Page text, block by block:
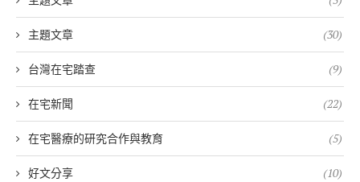
主題文章 (30)
台灣在宅踏查 (9)
在宅新聞 (22)
在宅醫療的研究合作與教育 (5)
好文分享 (10)